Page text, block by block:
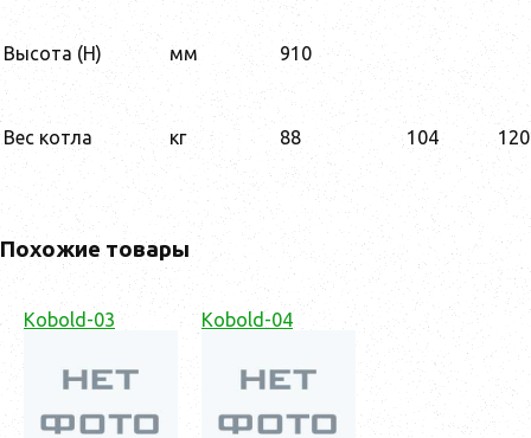
Высота (H) мм 910
Вес котла кг 88 104 120
Похожие товары
Kobold-03 Kobold-04